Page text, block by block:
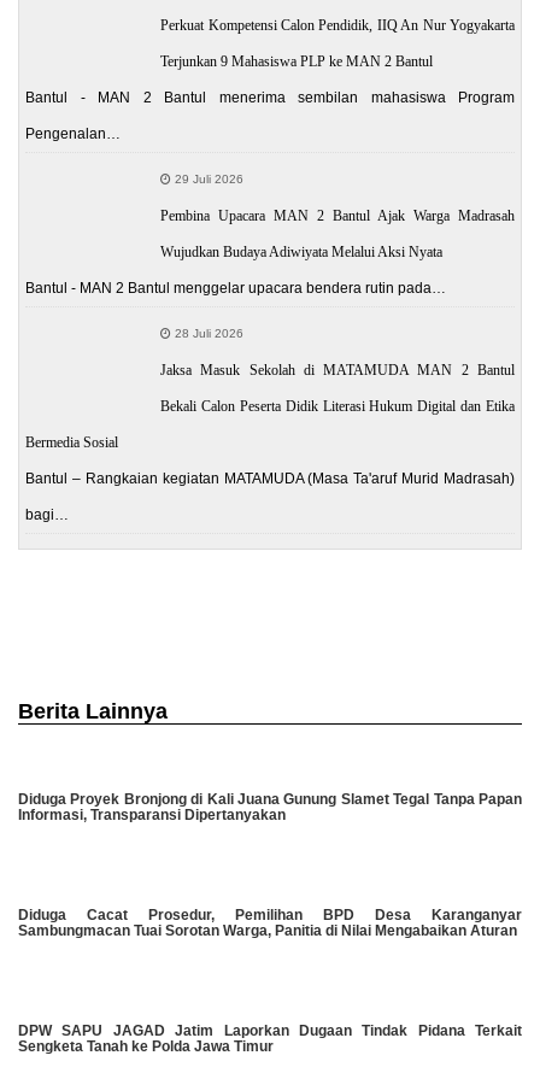
Perkuat Kompetensi Calon Pendidik, IIQ An Nur Yogyakarta
Terjunkan 9 Mahasiswa PLP ke MAN 2 Bantul
Bantul - MAN 2 Bantul menerima sembilan mahasiswa Program
Pengenalan…
29 Juli 2026
Pembina Upacara MAN 2 Bantul Ajak Warga Madrasah
Wujudkan Budaya Adiwiyata Melalui Aksi Nyata
Bantul - MAN 2 Bantul menggelar upacara bendera rutin pada…
28 Juli 2026
Jaksa Masuk Sekolah di MATAMUDA MAN 2 Bantul
Bekali Calon Peserta Didik Literasi Hukum Digital dan Etika
Bermedia Sosial
Bantul – Rangkaian kegiatan MATAMUDA (Masa Ta'aruf Murid Madrasah)
bagi…
Berita Lainnya
Diduga Proyek Bronjong di Kali Juana Gunung Slamet Tegal Tanpa Papan
Informasi, Transparansi Dipertanyakan
Diduga Cacat Prosedur, Pemilihan BPD Desa Karanganyar
Sambungmacan Tuai Sorotan Warga, Panitia di Nilai Mengabaikan Aturan
DPW SAPU JAGAD Jatim Laporkan Dugaan Tindak Pidana Terkait
Sengketa Tanah ke Polda Jawa Timur